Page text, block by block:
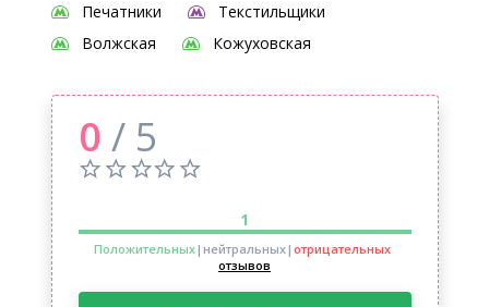
Печатники
Текстильщики
Волжская
Кожуховская
0 / 5
1
Положительных|нейтральных| отрицательных
отзывов